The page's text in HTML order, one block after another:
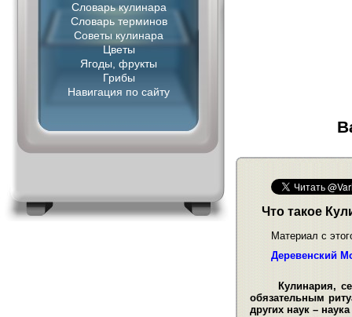
Словарь кулинара
Словарь терминов
Советы кулинара
Цветы
Ягоды, фрукты
Грибы
Навигация по сайту
Что такое
Материал с
Деревенский
Кулинария,
обязательным
других наук –